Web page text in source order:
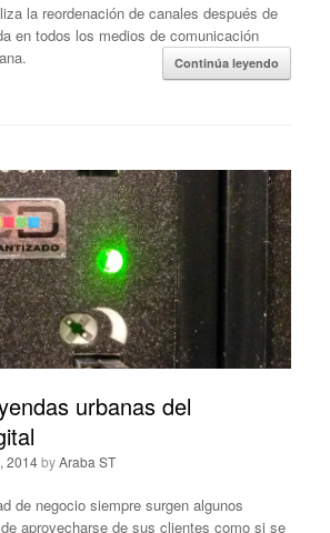
la reordenación de canales después de
en todos los medios de comunicación
Continúa leyendo
urbanas del
2014byAraba ST
de negocio siempre surgen algunos
aprovecharse de sus clientes como si se